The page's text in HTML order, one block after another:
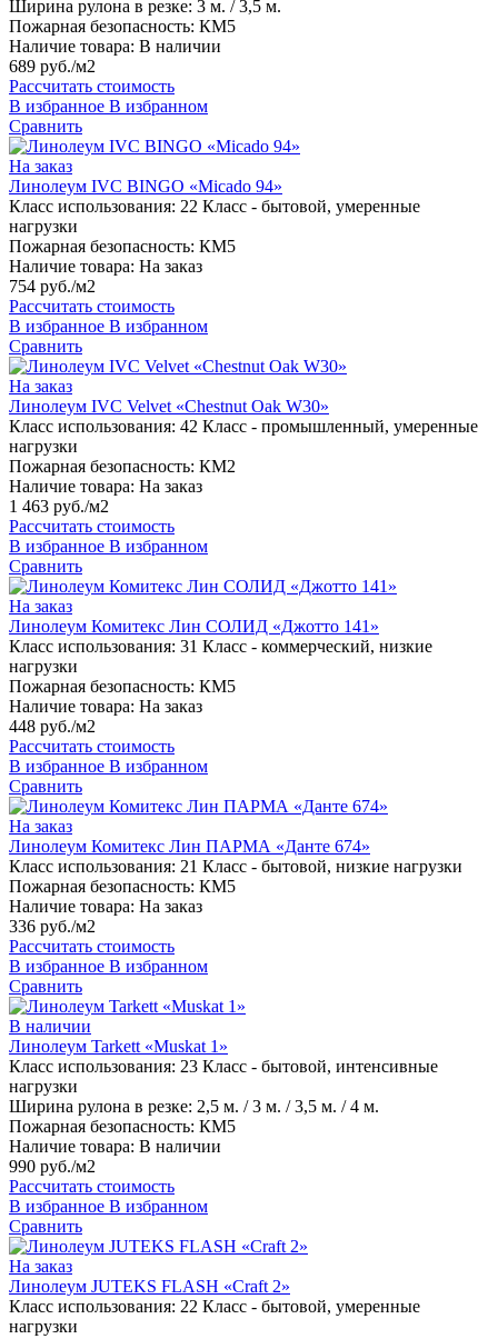
Ширина рулона в резке: 3 м. / 3,5 м.
Пожарная безопасность: КМ5
Наличие товара: В наличии
689 руб./м2
Рассчитать стоимость
В избранное В избранном
Сравнить
На заказ
Линолеум IVC BINGO «Micado 94»
Класс использования: 22 Класс - бытовой, умеренные
нагрузки
Пожарная безопасность: КМ5
Наличие товара: На заказ
754 руб./м2
Рассчитать стоимость
В избранное В избранном
Сравнить
На заказ
Линолеум IVC Velvet «Chestnut Oak W30»
Класс использования: 42 Класс - промышленный, умеренные
нагрузки
Пожарная безопасность: КМ2
Наличие товара: На заказ
1 463 руб./м2
Рассчитать стоимость
В избранное В избранном
Сравнить
На заказ
Линолеум Комитекс Лин СОЛИД «Джотто 141»
Класс использования: 31 Класс - коммерческий, низкие
нагрузки
Пожарная безопасность: КМ5
Наличие товара: На заказ
448 руб./м2
Рассчитать стоимость
В избранное В избранном
Сравнить
На заказ
Линолеум Комитекс Лин ПАРМА «Данте 674»
Класс использования: 21 Класс - бытовой, низкие нагрузки
Пожарная безопасность: КМ5
Наличие товара: На заказ
336 руб./м2
Рассчитать стоимость
В избранное В избранном
Сравнить
В наличии
Линолеум Tarkett «Muskat 1»
Класс использования: 23 Класс - бытовой, интенсивные
нагрузки
Ширина рулона в резке: 2,5 м. / 3 м. / 3,5 м. / 4 м.
Пожарная безопасность: КМ5
Наличие товара: В наличии
990 руб./м2
Рассчитать стоимость
В избранное В избранном
Сравнить
На заказ
Линолеум JUTEKS FLASH «Craft 2»
Класс использования: 22 Класс - бытовой, умеренные
нагрузки